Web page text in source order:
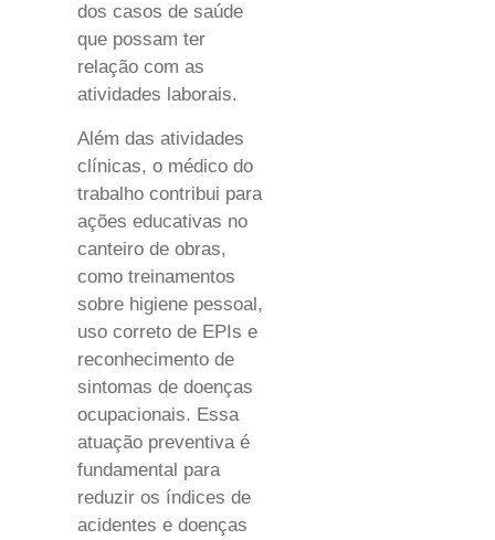
dos casos de saúde
que possam ter
relação com as
atividades laborais.
Além das atividades
clínicas, o médico do
trabalho contribui para
ações educativas no
canteiro de obras,
como treinamentos
sobre higiene pessoal,
uso correto de EPIs e
reconhecimento de
sintomas de doenças
ocupacionais. Essa
atuação preventiva é
fundamental para
reduzir os índices de
acidentes e doenças